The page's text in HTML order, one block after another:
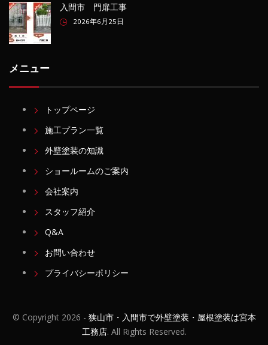
入間市 門扉工事
2026年6月25日
メニュー
トップページ
施工プラン一覧
外壁塗装の知識
ショールームのご案内
会社案内
スタッフ紹介
Q&A
お問い合わせ
プライバシーポリシー
© Copyright2026 - 狭山市・入間市で外壁塗装・屋根塗装は宮本
工務店. All Rights Reserved.